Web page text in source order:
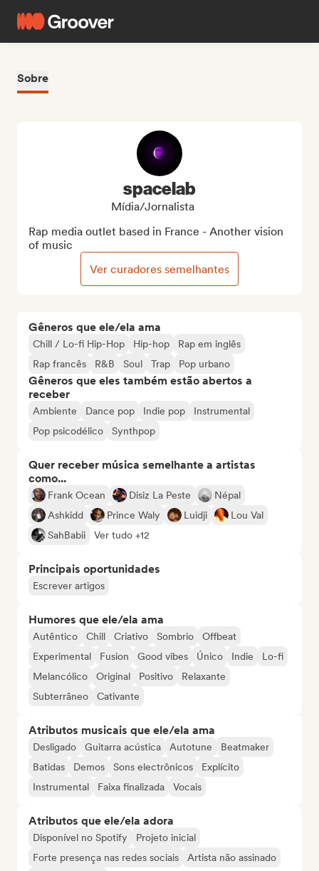
Sobre
Gêneros que ele/ela ama
Chill / Lo-fi Hip-Hop Hip-hop
Rap em inglês
Rap francês
R&B Soul Trap Pop urbano
Gêneros que eles também estão abertos a
receber
Ambiente Dance pop Indie pop
Instrumental
Pop psicodélico
Synthpop
Quer receber música semelhante a artistas
como...
Frank Ocean Disiz La Peste
Népal
Ashkidd
Prince Waly Luidji
Lou Val
SahBabii
Ver tudo +12
Principais oportunidades
Escrever artigos
Humores que ele/ela ama
Autêntico Chill Criativo Sombrio
Offbeat
Experimental
Fusion Good vibes Único Indie
Lo-fi
Melancólico
Original Positivo
Relaxante
Subterrâneo
Cativante
Atributos musicais que ele/ela ama
Desligado Guitarra acústica Autotune
Beatmaker
Batidas
Demos Sons electrônicos
Explícito
Instrumental
Faixa finalizada Vocais
Atributos que ele/ela adora
Disponível no Spotify
Projeto inicial
Forte presença nas redes sociais
Artista não assinado
spacelab
Mídia/Jornalista
Rap media outlet based in France - Another vision
of music
Ver curadores semelhantes